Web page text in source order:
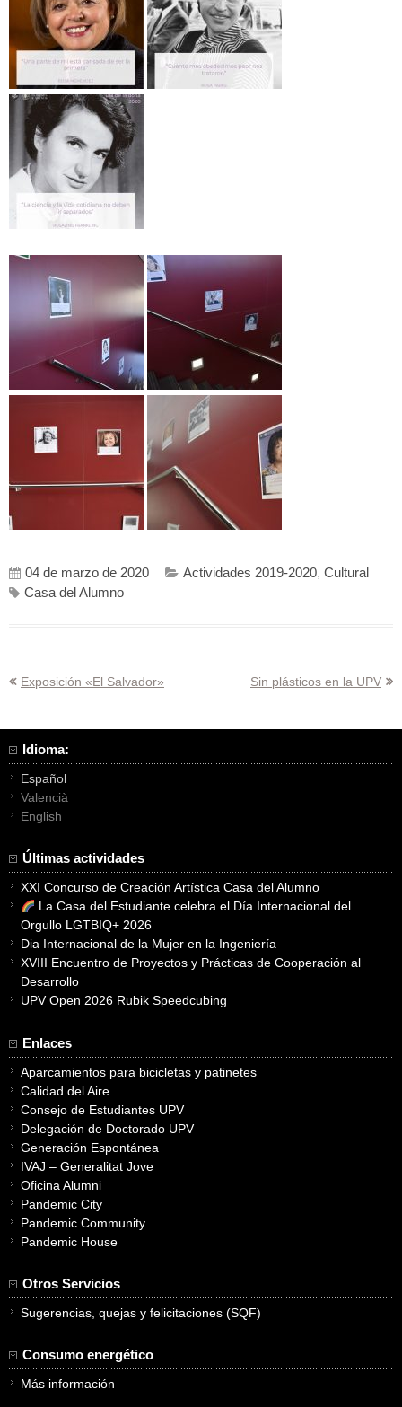
04 de marzo de 2020 Actividades 2019-2020, Cultural
Casa del Alumno
Navegación
Exposición «El Salvador» Sin plásticos en la UPV
Idioma:
Español
Valencià
English
Últimas actividades
XXI Concurso de Creación Artística Casa del Alumno
La Casa del Estudiante celebra el Día Internacional del
Orgullo LGTBIQ+ 2026
Dia Internacional de la Mujer en la Ingeniería
XVIII Encuentro de Proyectos y Prácticas de Cooperación al
Desarrollo
UPV Open 2026 Rubik Speedcubing
Enlaces
Aparcamientos para bicicletas y patinetes
Calidad del Aire
Consejo de Estudiantes UPV
Delegación de Doctorado UPV
Generación Espontánea
IVAJ – Generalitat Jove
Oficina Alumni
Pandemic City
Pandemic Community
Pandemic House
Otros Servicios
Sugerencias, quejas y felicitaciones (SQF)
Consumo energético
Más información